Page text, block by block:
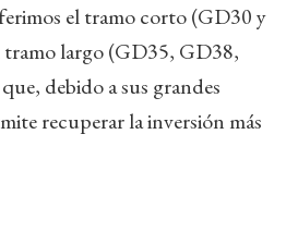
el tramo corto (GD30 y
largo (GD35, GD38,
debido a sus grandes
recuperar la inversión más